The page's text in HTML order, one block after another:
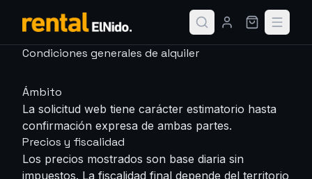
Condiciones generales de alquiler
Ámbito
La solicitud web tiene carácter estimatorio hasta
confirmación expresa de ambas partes.
Precios y fiscalidad
Los precios mostrados son base diaria sin
impuestos. La fiscalidad final depende del territorio